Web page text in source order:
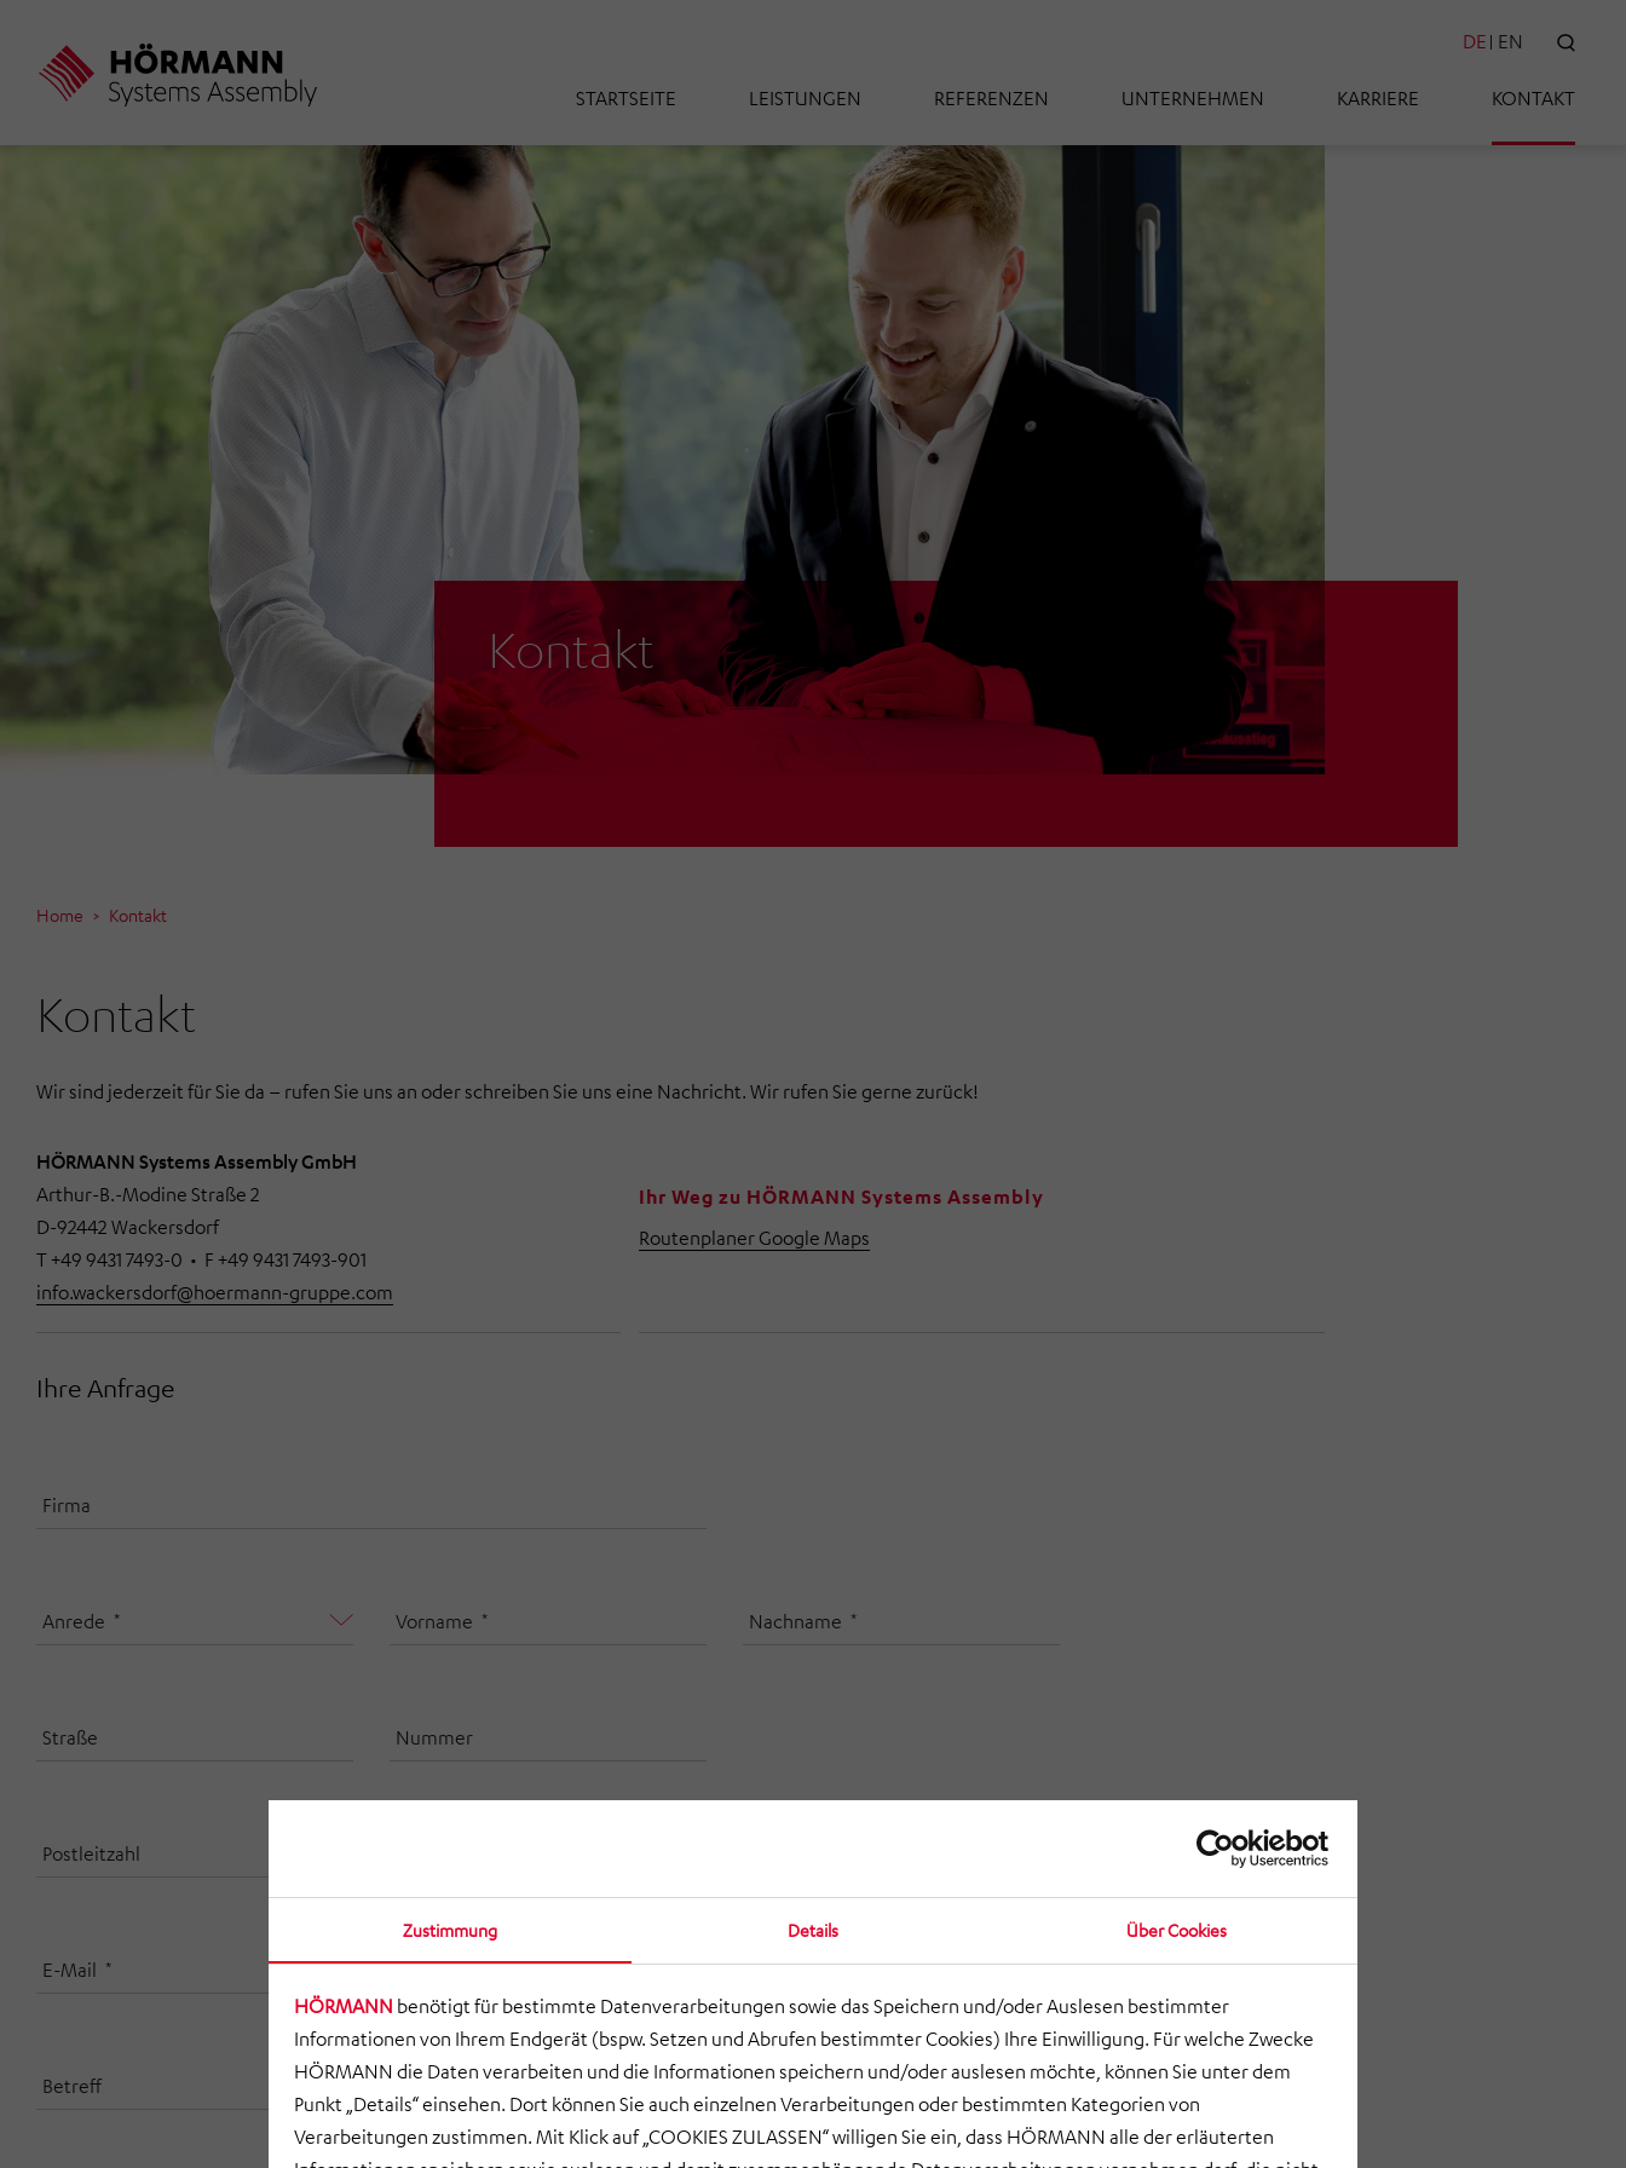
Zustimmung Details Über Cookies
HÖRMANN benötigt für bestimmte Datenverarbeitungen sowie das Speichern und/oder Auslesen bestimmter
Informationen von Ihrem Endgerät (bspw. Setzen und Abrufen bestimmter Cookies) Ihre Einwilligung. Für welche Zwecke
HÖRMANN die Daten verarbeiten und die Informationen speichern und/oder auslesen möchte, können Sie unter dem
Punkt „Details“ einsehen. Dort können Sie auch einzelnen Verarbeitungen oder bestimmten Kategorien von
Verarbeitungen zustimmen. Mit Klick auf „COOKIES ZULASSEN“ willigen Sie ein, dass HÖRMANN alle der erläuterten
Inhalt
STARTSEITE LEISTUNGEN REFERENZEN UNTERNEHMEN KARRIERE KONTAKT
DE EN
Kontakt
Home Kontakt
Kontakt
Wir sind jederzeit für Sie da – rufen Sie uns an oder schreiben Sie uns eine Nachricht. Wir rufen Sie gerne zurück!
HÖRMANN Systems Assembly GmbH
Arthur-B.-Modine Straße 2
D-92442 Wackersdorf
T +49 9431 7493-0 • F +49 9431 7493-901
info.wackersdorf@hoermann-gruppe.com
Ihr Weg zu HÖRMANN Systems Assembly
Routenplaner Google Maps
Ihre Anfrage
Firma
Anrede Vorname Nachname
Straße Nummer
Postleitzahl
E-Mail Telefonnummer
Betreff